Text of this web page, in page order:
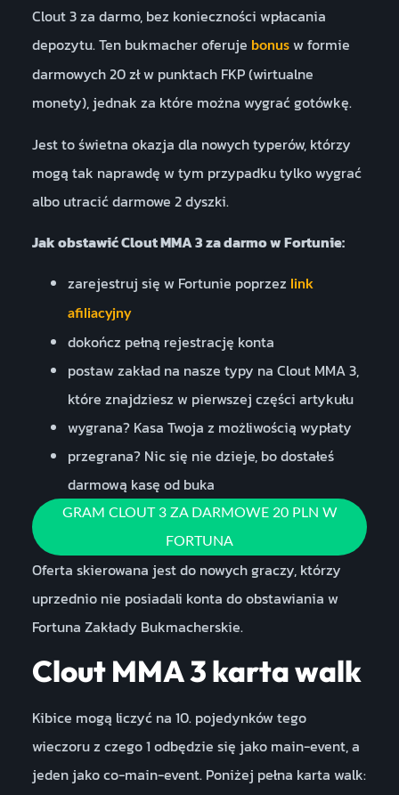
Clout 3 za darmo, bez konieczności wpłacania
depozytu. Ten bukmacher oferuje bonusw formie
darmowych 20 zł w punktach FKP (wirtualne
monety), jednak za które można wygrać gotówkę.
Jest to świetna okazja dla nowych typerów, którzy
mogą tak naprawdę w tym przypadku tylko wygrać
albo utracić darmowe 2 dyszki.
Jak obstawić Clout MMA 3 za darmo w Fortunie:
zarejestruj się w Fortunie poprzez link
afiliacyjny
dokończ pełną rejestrację konta
postaw zakład na nasze typy na Clout MMA 3,
które znajdziesz w pierwszej części artykułu
wygrana? Kasa Twoja z możliwością wypłaty
przegrana? Nic się nie dzieje, bo dostałeś
darmową kasę od buka
GRAM CLOUT 3 ZA DARMOWE 20 PLN W
FORTUNA
Oferta skierowana jest do nowych graczy, którzy
uprzednio nie posiadali konta do obstawiania w
Fortuna Zakłady Bukmacherskie.
Clout MMA 3 karta walk
Kibice mogą liczyć na 10. pojedynków tego
wieczoru z czego 1 odbędzie się jako main-event, a
jeden jako co-main-event. Poniżej pełna karta walk: